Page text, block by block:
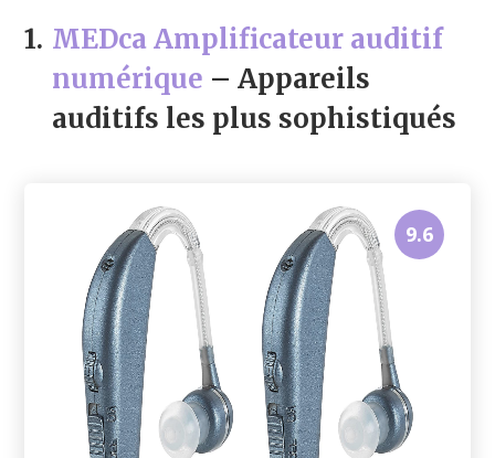
1. MEDca Amplificateur auditif
numérique – Appareils
auditifs les plus sophistiqués
9.6